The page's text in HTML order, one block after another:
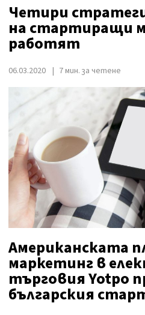
Четири
на стартиращи
работят
06.03.2020 7 мин. за четене
Американската
маркетинг в
търговия Yotpo
българския